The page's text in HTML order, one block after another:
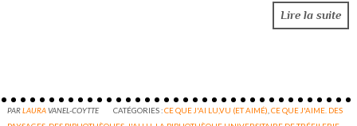
Lire la suite
PARLAURAVANEL-COYTTE CATÉGORIES :CE QUE J'AI LU,VU (ET AIMÉ) ,CE QUE J'AIME. DES